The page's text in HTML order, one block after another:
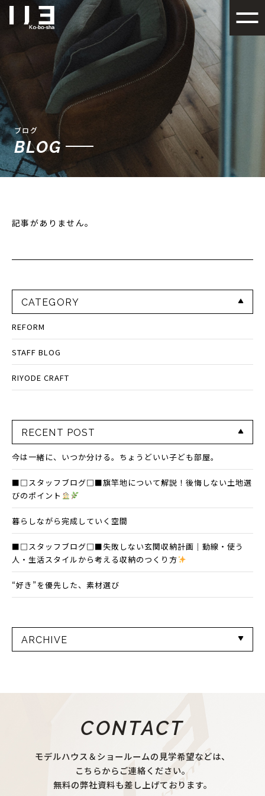
札幌でデザイン性の高い注文
ブログ
BLOG
記事がありません。
CATEGORY
REFORM
STAFF BLOG
RIYODE CRAFT
RECENT POST
今は一緒に、いつか分ける。ちょうどいい子ども部屋。
■□スタッフブログ□■旗竿地について解説！後悔しない土地選
びのポイント
暮らしながら完成していく空間
■□スタッフブログ□■失敗しない玄関収納計画｜動線・使う
人・生活スタイルから考える収納のつくり方
“好き”を優先した、素材選び
ARCHIVE
CONTACT
モデルハウス＆ショールームの見学希望などは、
こちらからご連絡ください。
無料の弊社資料も差し上げております。